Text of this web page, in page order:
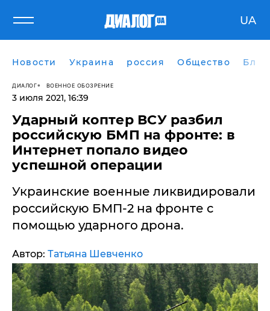
UA
Новости Украина россия Общество
ДИАЛОГ ВОЕННОЕ ОБОЗРЕНИЕ
3 июля 2021, 16:39
​Ударный коптер ВСУ разбил
российскую БМП на фронте: в
Интернет попало видео
успешной операции
Украинские военные ликвидировали
российскую БМП-2 на фронте с
помощью ударного дрона.
Автор: Татьяна Шевченко